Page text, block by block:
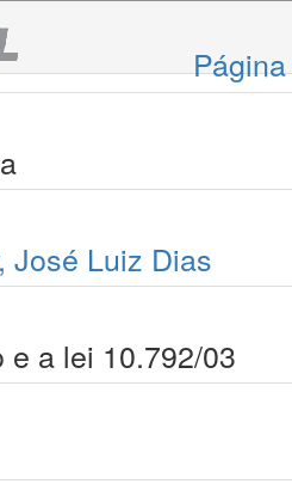
José Luiz Dias
e a lei 10.792/03